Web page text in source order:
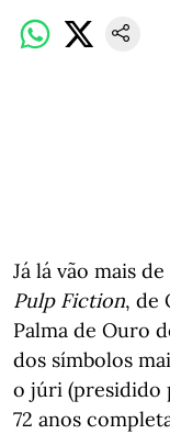
Já lá vão mais
Pulp Fiction, de
Palma de Ouro
dos símbolos
o júri (presidido
72 anos